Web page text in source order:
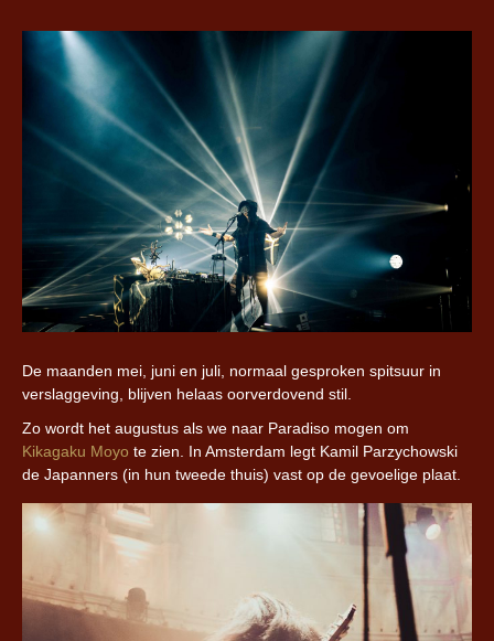
De maanden mei, juni en juli, normaal gesproken spitsuur in
verslaggeving, blijven helaas oorverdovend stil.
Zo wordt het augustus als we naar Paradiso mogen om
Kikagaku Moyo te zien. In Amsterdam legt Kamil Parzychowski
de Japanners (in hun tweede thuis) vast op de gevoelige plaat.